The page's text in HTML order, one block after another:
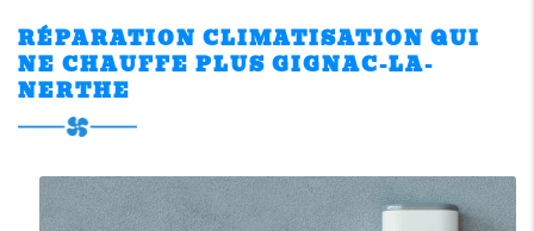
RÉPARATION CLIMATISATION QUI
NE CHAUFFE PLUS GIGNAC-LA-
NERTHE